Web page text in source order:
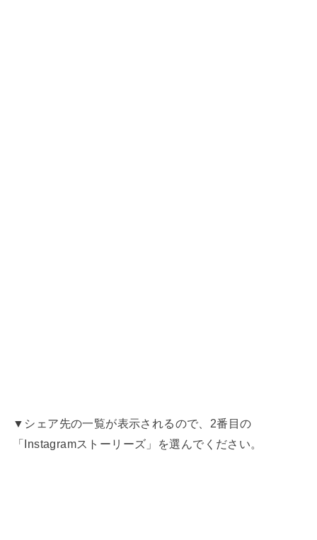
▼シェア先の一覧が表示されるので、2番目の
「Instagramストーリーズ」を選んでください。